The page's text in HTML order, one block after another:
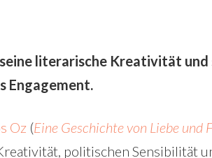
literarische Kreativität und
Engagement.
Oz (Eine Geschichte von Liebe und
politischen Sensibilität